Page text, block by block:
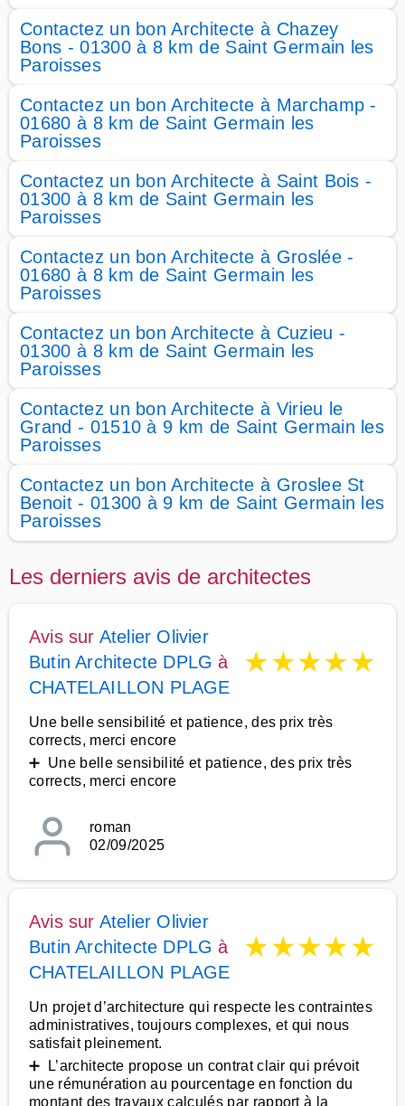
Contactez un bon Architecte à Chazey
Bons - 01300 à 8 km de Saint Germain les
Paroisses
Contactez un bon Architecte à Marchamp -
01680 à 8 km de Saint Germain les
Paroisses
Contactez un bon Architecte à Saint Bois -
01300 à 8 km de Saint Germain les
Paroisses
Contactez un bon Architecte à Groslée -
01680 à 8 km de Saint Germain les
Paroisses
Contactez un bon Architecte à Cuzieu -
01300 à 8 km de Saint Germain les
Paroisses
Contactez un bon Architecte à Virieu le
Grand - 01510 à 9 km de Saint Germain les
Paroisses
Contactez un bon Architecte à Groslee St
Benoit - 01300 à 9 km de Saint Germain les
Paroisses
Les derniers avis de architectes
Avis sur Atelier Olivier
Butin Architecte DPLG à
CHATELAILLON PLAGE
★★★★★
Une belle sensibilité et patience, des prix très
corrects, merci encore
➕ Une belle sensibilité et patience, des prix très
corrects, merci encore
roman
02/09/2025
Avis sur Atelier Olivier
Butin Architecte DPLG à
CHATELAILLON PLAGE
★★★★★
Un projet d’architecture qui respecte les contraintes
administratives, toujours complexes, et qui nous
satisfait pleinement.
➕ L’architecte propose un contrat clair qui prévoit
une rémunération au pourcentage en fonction du
montant des travaux calculés par rapport à la